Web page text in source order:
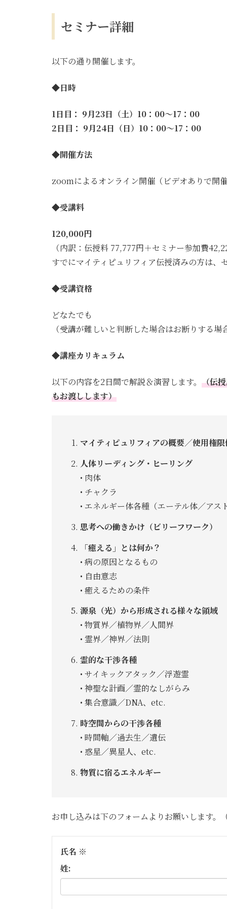
セミナー詳細
以下の通り開催します。
◆日時
1日目： 9月23日（土）10：00〜17：00
2日目： 9月24日（日）10：00〜17：00
◆開催方法
zoomによるオンライン開催（ビデオありで開催
◆受講料
120,000円
（内訳：伝授料 77,777円＋セミナー参加費
すでにマイティピュリフィア伝授済みの方は、
◆受講資格
どなたでも
（受講が難しいと判断した場合はお断りする場
◆講座カリキュラム
以下の内容を2日間で解説＆演習します。 （伝
もお渡しします）
マイティピュリフィアの概要／使用権
人体リーディング・ヒーリング
• 肉体
• チャクラ
• エネルギー体各種（エーテル体／アス
思考への働きかけ（ビリーフワーク）
「癒える」とは何か？
• 病の原因となるもの
• 自由意志
• 癒えるための条件
源泉（光）から形成される様々な領域
• 物質界／植物界／人間界
• 霊界／神界／法則
霊的な干渉各種
• サイキックアタック／浮遊霊
• 神聖な計画／霊的なしがらみ
• 集合意識／DNA、etc.
時空間からの干渉各種
• 時間軸／過去生／遺伝
• 惑星／異星人、etc.
物質に宿るエネルギー
お申し込みは下のフォームよりお願いします。
氏名 ※
姓: